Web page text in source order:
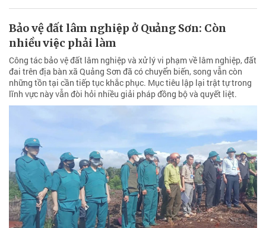
Bảo vệ đất lâm nghiệp ở Quảng Sơn: Còn
nhiều việc phải làm
Công tác bảo vệ đất lâm nghiệp và xử lý vi phạm về lâm nghiệp, đất
đai trên địa bàn xã Quảng Sơn đã có chuyển biến, song vẫn còn
những tồn tại cần tiếp tục khắc phục. Mục tiêu lập lại trật tự trong
lĩnh vực này vẫn đòi hỏi nhiều giải pháp đồng bộ và quyết liệt.